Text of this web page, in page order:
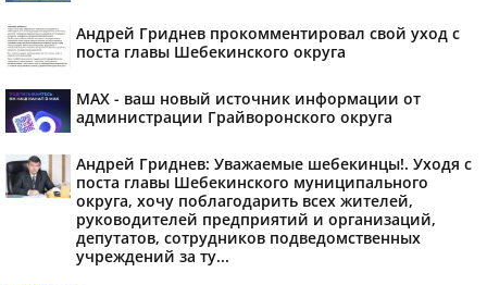
Андрей Гриднев прокомментировал свой уход с
поста главы Шебекинского округа
MAX - ваш новый источник информации от
администрации Грайворонского округа
Андрей Гриднев: Уважаемые шебекинцы!. Уходя с
поста главы Шебекинского муниципального
округа, хочу поблагодарить всех жителей,
руководителей предприятий и организаций,
депутатов, сотрудников подведомственных
учреждений за ту...